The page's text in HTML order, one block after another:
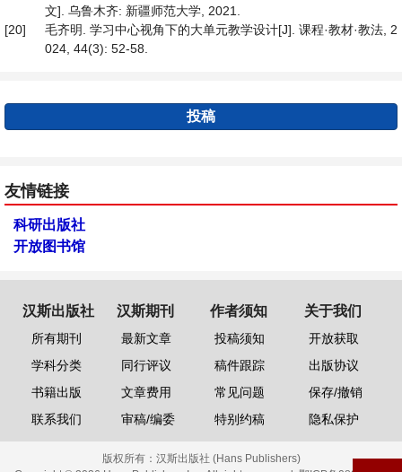
文]. 乌鲁木齐: 新疆师范大学, 2021.
[20]
毛齐明. 学习中心视角下的大单元教学设计[J]. 课程·教材·教法, 2
024, 44(3): 52-58.
投稿
友情链接
科研出版社
开放图书馆
汉斯出版社
所有期刊
学科分类
书籍出版
联系我们
汉斯期刊
最新文章
同行评议
文章费用
审稿/编委
作者须知
投稿须知
稿件跟踪
常见问题
特别约稿
关于我们
开放获取
出版协议
保存/撤销
隐私保护
版权所有： 汉斯出版社 (Hans Publishers)